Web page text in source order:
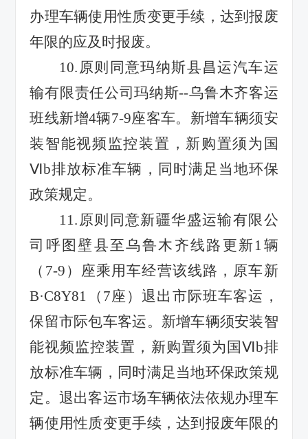
办理车辆使用性质变更手续，达到报废
年限的应及时报废。
10. 原则同意玛纳斯县昌运汽车运
输有限责任公司玛纳斯--乌鲁木齐客运
班线新增4辆7-9座客车。新增车辆须安
装智能视频监控装置，新购置须为国
Ⅵb排放标准车辆，同时满足当地环保
政策规定。
11. 原则同意新疆华盛运输有限公
司呼图壁县至乌鲁木齐线路更新 1辆
（ 7-9 ）座乘用车经营该线路，原车新
B·C8Y81 （ 7座）退出市际班车客运，
保留市际包车客运。新增车辆须安装智
能视频监控装置，新购置须为国Ⅵb排
放标准车辆，同时满足当地环保政策规
定。退出客运市场车辆依法依规办理车
辆使用性质变更手续，达到报废年限的